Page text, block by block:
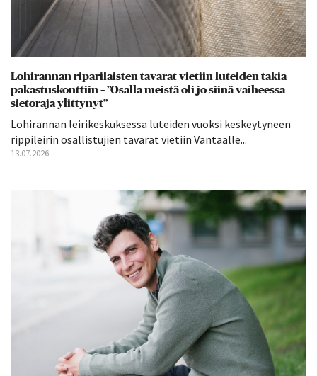
Lohirannan riparilaisten tavarat vietiin luteiden takia
pakastuskonttiin – ”Osalla meistä oli jo siinä vaiheessa
sietoraja ylittynyt”
Lohirannan leirikeskuksessa luteiden vuoksi keskeytyneen
rippileirin osallistujien tavarat vietiin Vantaalle...
13.07.2026